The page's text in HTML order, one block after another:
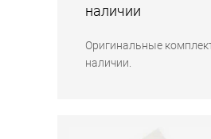
наличии
Оригинальные
наличии.